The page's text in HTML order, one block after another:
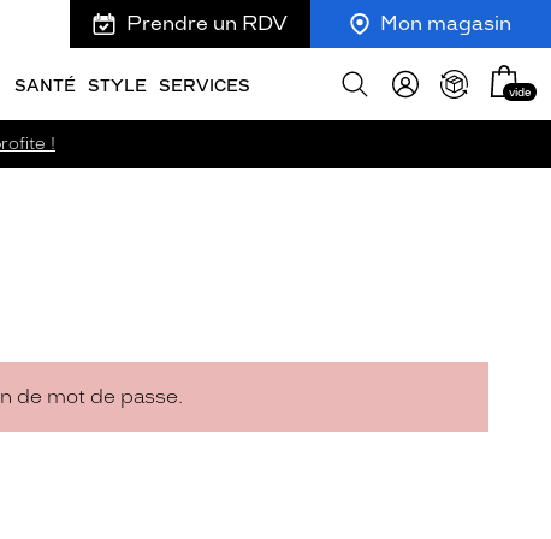
Prendre un RDV Mon magasin
SANTÉ STYLE SERVICES
Afficher
Mon
panier
vide
!
de mot de passe.